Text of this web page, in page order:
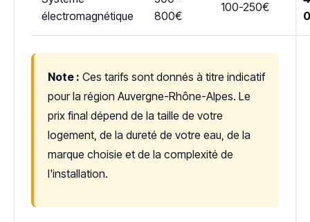
électromagnétique
800€
100-250€
Note : Ces tarifs sont donnés à titre indicatif
pour la région Auvergne-Rhône-Alpes. Le
prix final dépend de la taille de votre
logement, de la dureté de votre eau, de la
marque choisie et de la complexité de
l'installation.